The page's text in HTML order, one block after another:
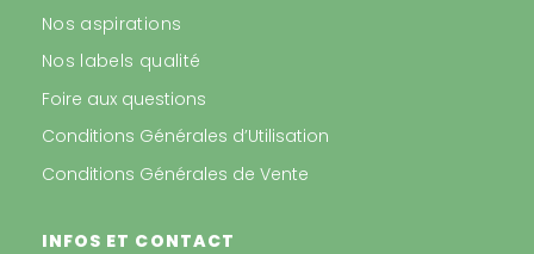
Nos aspirations
Nos labels qualité
Foire aux questions
Conditions Générales d’Utilisation
Conditions Générales de Vente
INFOS ET CONTACT